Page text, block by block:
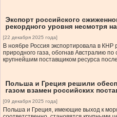
Экспорт российского
рекордного уровня несмотря
[22 декабря 2025 года]
В ноябре Россия экспортировала в
природного газа, обогнав Австралию
крупнейшим поставщиком ресурса
Польша и Греция решили
газом взамен российских
[09 декабря 2025 года]
Польша и Греция, имеющие выход к